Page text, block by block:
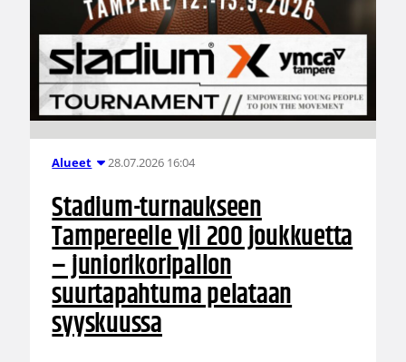
Alueet 28.07.2026 16:04
Stadium-turnaukseen
Tampereelle yli 200 joukkuetta
– juniorikoripallon
suurtapahtuma pelataan
syyskuussa